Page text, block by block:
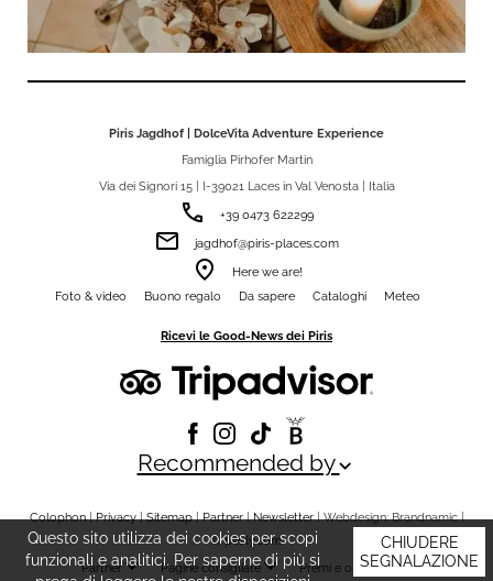
Piris Jagdhof | DolceVita Adventure Experience
Famiglia Pirhofer Martin
Via dei Signori 15 | I-39021 Laces in Val Venosta | Italia
phone +39 0473 622299
email jagdhof@piris-places.com
room Here we are!
Recommended bykeyboard_arrow_down
Foto & video Buono regalo Da sapere Cataloghi Meteo
Ricevi le Good-News dei Piris
Colophon|Privacy|Sitemap|Partner|Newsletter| Webdesign: Brandnamic |
© piloly.com
Partnerkeyboard_arrow_down Pagine consigliatekeyboard_arrow_down Premi e onorificenze
Questo sito utilizza dei cookies per scopi
funzionali e analitici. Per saperne di più si
CHIUDERE
SEGNALAZIONE